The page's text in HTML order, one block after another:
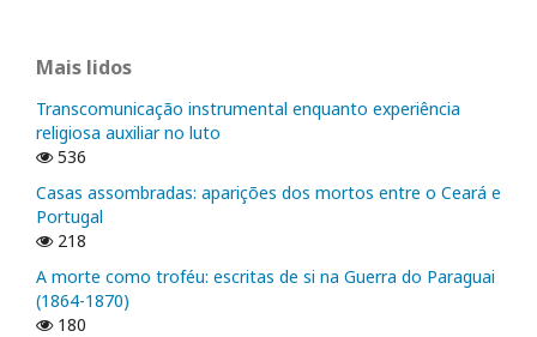
Mais lidos
Transcomunicação instrumental enquanto experiência
religiosa auxiliar no luto
536
Casas assombradas: aparições dos mortos entre o Ceará e
Portugal
218
A morte como troféu: escritas de si na Guerra do Paraguai
(1864-1870)
180